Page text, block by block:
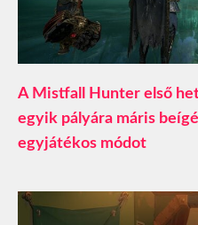
A Mistfall Hunter első
egyik pályára máris
egyjátékos módot